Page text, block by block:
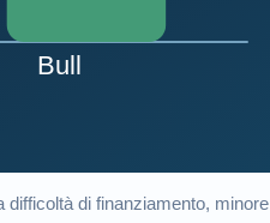
di finanziamento, minore